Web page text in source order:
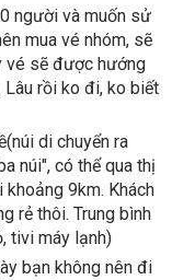
người và muốn sử
mua vé nhóm, sẽ
vé sẽ được hướng
rồi ko đi, ko biết
di chuyển ra
núi", có thể qua thị
9km. Khách
rẻ thôi. Trung bình
tivi máy lạnh)
bạn không nên đi